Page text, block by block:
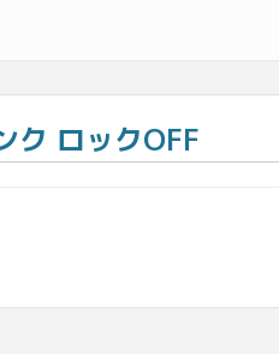
ロックOFF